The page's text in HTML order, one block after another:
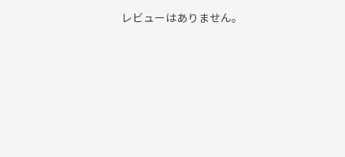
レビューはありません。